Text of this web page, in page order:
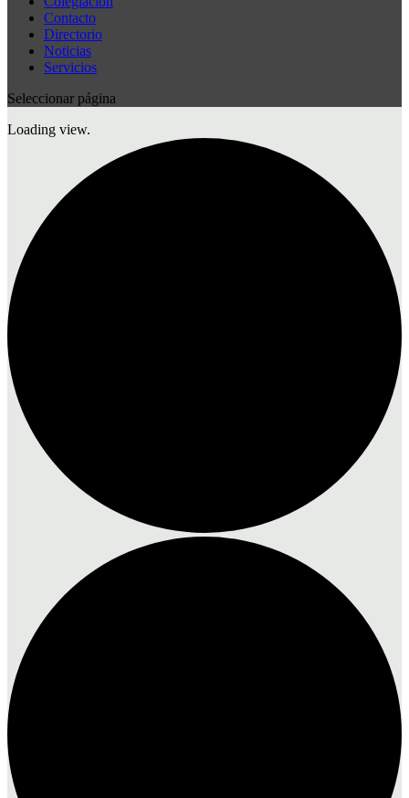
Contacto
Directorio
Noticias
Servicios
Seleccionar página
Loading view.